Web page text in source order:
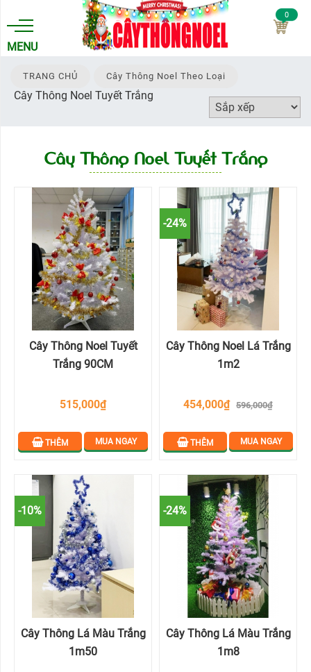
0
TRANG
THÔNG
THEO
CÂY
THÔNG
PHỤ
KIỆN
LIÊN
HỆ
MENU
TRANG CHỦ Cây Thông Noel Theo Loại
Cây Thông Noel Tuyết Trắng
Cây Thông Noel Tuyết Trắng
Cây Thông Noel Tuyết
Trắng 90CM
515,000₫
THÊM MUA NGAY
-24%
Cây Thông Noel Lá Trắng
1m2
454,000₫ 596,000₫
THÊM MUA NGAY
-10%
Cây Thông Lá Màu Trắng
1m50
-24%
Cây Thông Lá Màu Trắng
1m8